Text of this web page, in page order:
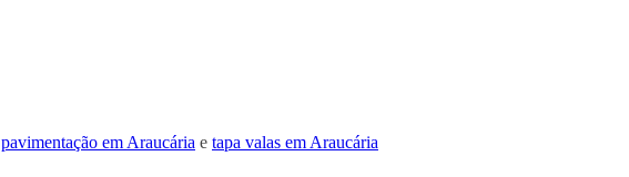
pavimentação em Araucária e tapa valas em Araucária